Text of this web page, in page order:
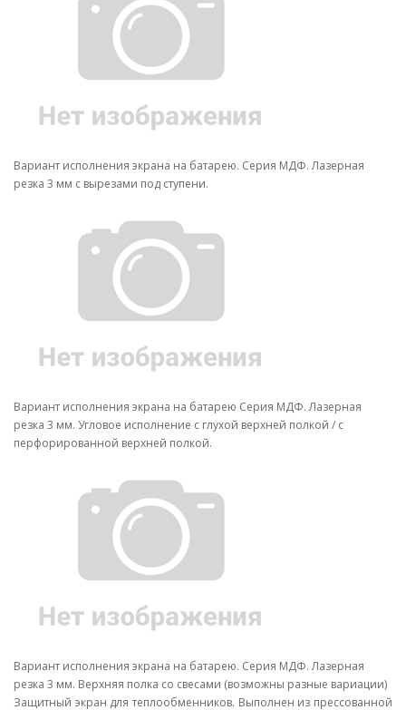
Вариант исполнения экрана на батарею. Серия МДФ. Лазерная
резка 3 мм с вырезами под ступени.
Вариант исполнения экрана на батарею Серия МДФ. Лазерная
резка 3 мм. Угловое исполнение с глухой верхней полкой / с
перфорированной верхней полкой.
Вариант исполнения экрана на батарею. Серия МДФ. Лазерная
резка 3 мм. Верхняя полка со свесами (возможны разные вариации)
Защитный экран для теплообменников. Выполнен из прессованной